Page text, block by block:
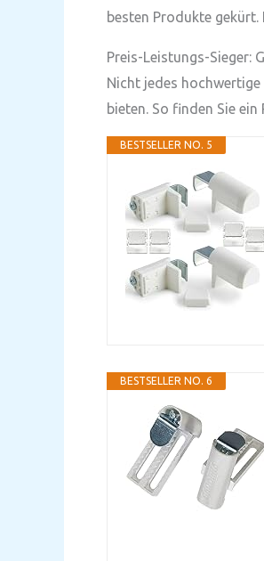
besten Produkte gekürt.
Preis-Leistungs-Sieger:
Nicht jedes
bieten. So finden Sie
BESTSELLER NO. 5
BESTSELLER NO. 6